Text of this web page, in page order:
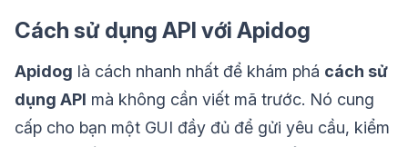
Cách sử dụng API với Apidog
Apidog là cách nhanh nhất để khám phá cách sử
dụng API mà không cần viết mã trước. Nó cung
cấp cho bạn một GUI đầy đủ để gửi yêu cầu, kiểm